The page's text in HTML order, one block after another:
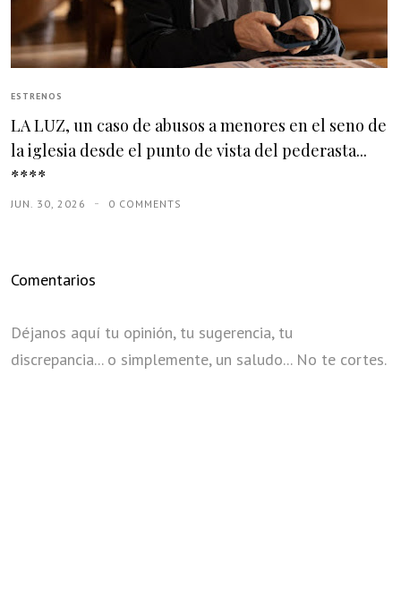
ESTRENOS
LA LUZ, un caso de abusos a menores en el seno de
la iglesia desde el punto de vista del pederasta...
****
JUN. 30, 2026 0 COMMENTS
Comentarios
Déjanos aquí tu opinión, tu sugerencia, tu
discrepancia... o simplemente, un saludo... No te cortes.